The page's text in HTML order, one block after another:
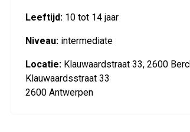
Leeftijd: 10 tot 14 jaar
Niveau: intermediate
Locatie: Klauwaardstraat 33, 2600
Klauwaardsstraat 33
2600 Antwerpen